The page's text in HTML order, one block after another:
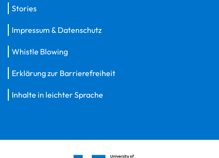
Stories
Impressum & Datenschutz
Whistle Blowing
Erklärung zur Barrierefreiheit
Inhalte in leichter Sprache